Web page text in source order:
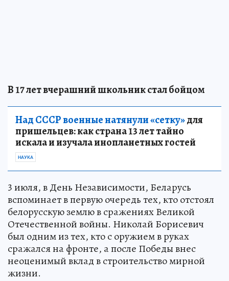
В 17 лет вчерашний школьник стал бойцом
Над СССР военные натянули «сетку»для
пришельцев: как страна 13 лет тайно
искала и изучала инопланетных гостей
НАУКА
3 июля, в День Независимости, Беларусь
вспоминает в первую очередь тех, кто отстоял
белорусскую землю в сражениях Великой
Отечественной войны. Николай Борисевич
был одним из тех, кто с оружием в руках
сражался на фронте, а после Победы внес
неоценимый вклад в строительство мирной
жизни.